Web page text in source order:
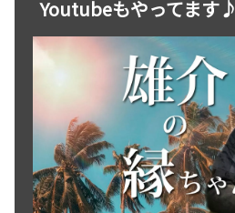
Youtubeもやってます♪